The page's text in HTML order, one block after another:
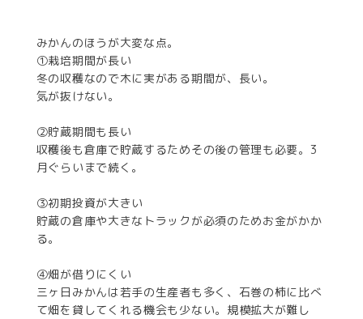
みかんのほうが大変な点。
①栽培期間が長い
冬の収穫なので木に実がある期間が、長い。
気が抜けない。
②貯蔵期間も長い
収穫後も倉庫で貯蔵するためその後の管理も必要。3
月ぐらいまで続く。
③初期投資が大きい
貯蔵の倉庫や大きなトラックが必須のためお金がかか
る。
④畑が借りにくい
三ヶ日みかんは若手の生産者も多く、石巻の柿に比べ
て畑を貸してくれる機会も少ない。規模拡大が難し